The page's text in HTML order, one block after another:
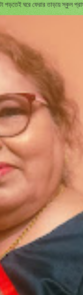
ঘরে ফেরার তাড়ায় স্কুল